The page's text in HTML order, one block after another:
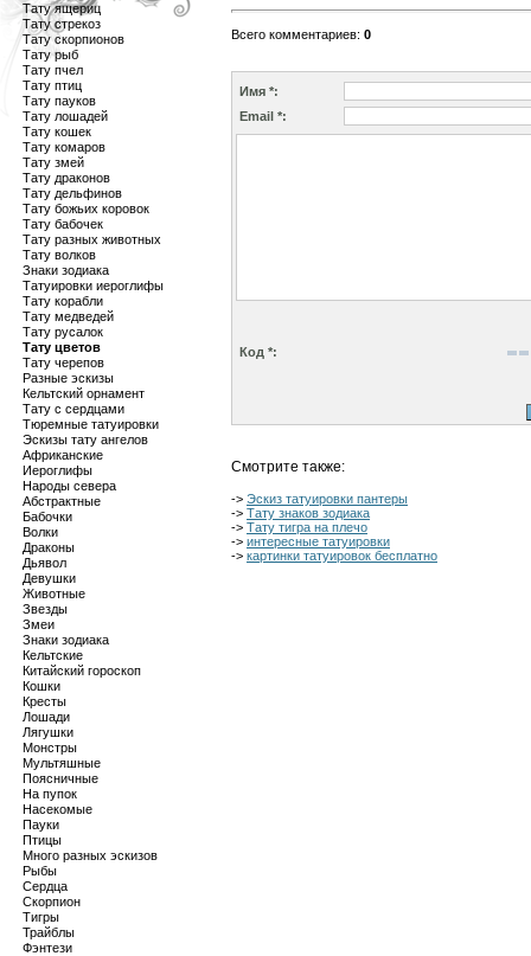
Тату ящериц
Тату стрекоз
Тату скорпионов
Тату рыб
Тату пчел
Тату птиц
Тату пауков
Тату лошадей
Тату кошек
Тату комаров
Тату змей
Тату драконов
Тату дельфинов
Тату божьих коровок
Тату бабочек
Тату разных животных
Тату волков
Знаки зодиака
Татуировки иероглифы
Тату корабли
Тату медведей
Тату русалок
Тату цветов
Тату черепов
Разные эскизы
Кельтский орнамент
Тату с сердцами
Тюремные татуировки
Эскизы тату ангелов
Африканские
Иероглифы
Народы севера
Абстрактные
Бабочки
Волки
Драконы
Дьявол
Девушки
Животные
Звезды
Змеи
Знаки зодиака
Кельтские
Китайский гороскоп
Кошки
Кресты
Лошади
Лягушки
Монстры
Мультяшные
Поясничные
На пупок
Насекомые
Пауки
Птицы
Много разных эскизов
Рыбы
Сердца
Скорпион
Тигры
Трайблы
Фэнтези
Всего комментариев: 0
Имя *:
Email *:
Код *:
Смотрите также:
-> Эскиз татуировки пантеры
-> Тату знаков зодиака
-> Тату тигра на плечо
-> интересные татуировки
-> картинки татуировок бесплатно